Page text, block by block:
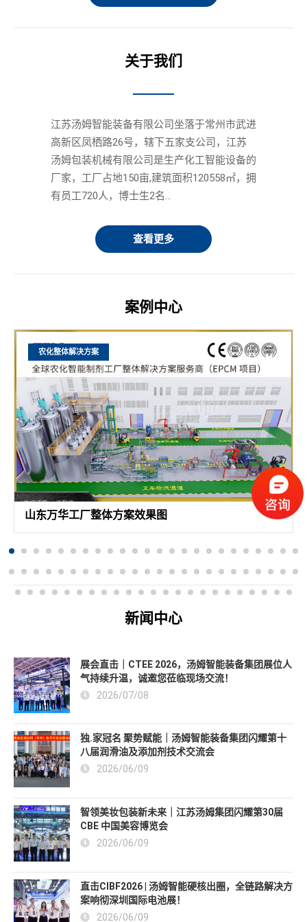
关于我们
江苏汤姆智能装备有限公司坐落于常州市武进
高新区凤栖路26号，辖下五家支公司，江苏
汤姆包装机械有限公司是生产化工智能设备的
厂家，工厂占地150亩,建筑面积120558㎡，拥
有员工720人，博士生2名...
查看更多
案例中心
农化整体解决方案
山东万华工厂整体方案效果图
新闻中心
展会直击｜CTEE 2026，汤姆智能装备集团展位人
气持续升温，诚邀您莅临现场交流！
2026/07/08
独.家冠名 聚势赋能｜汤姆智能装备集团闪耀第十
八届润滑油及添加剂技术交流会
2026/06/09
智领美妆包装新未来｜江苏汤姆集团闪耀第30届
CBE 中国美容博览会
2026/06/09
直击CIBF2026 | 汤姆智能硬核出圈，全链路解决方
案响彻深圳国际电池展！
2026/06/09